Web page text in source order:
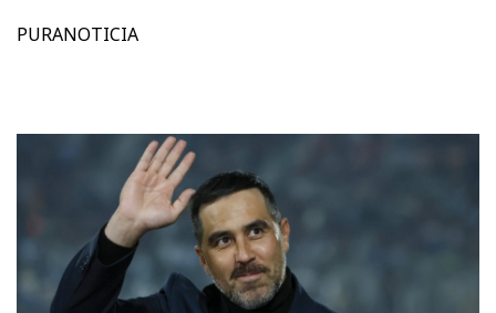
PURANOTICIA